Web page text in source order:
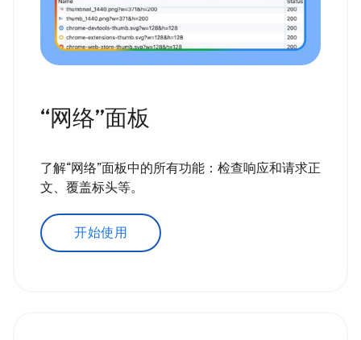
“网络”面板
了解“网络”面板中的所有功能：检查响应和请求正
文、覆盖标头等。
开始使用